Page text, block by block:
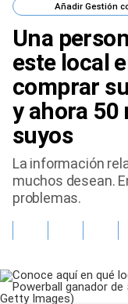
Mi Bolsillo
Respuestas
Gente
Vida Laboral
Tendencias Mix
Sports
AñadirGestión
Una
este local
comprar
y ahora 50
suyos
La información
muchos desean.
problemas.